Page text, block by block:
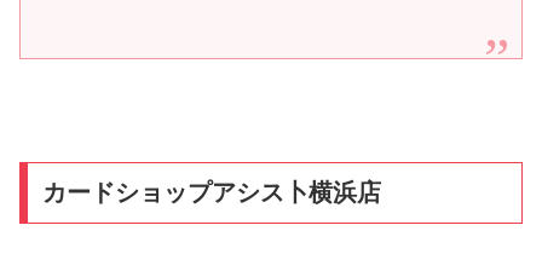
カードショップアシス卜横浜店